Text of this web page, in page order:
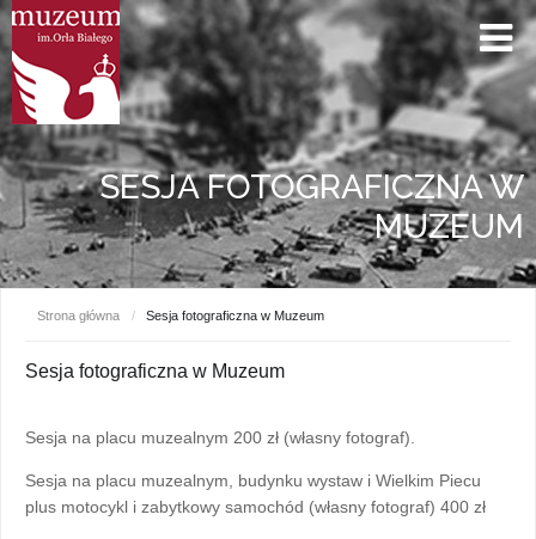
SESJA FOTOGRAFICZNA W
MUZEUM
Strona główna / Sesja fotograficzna w Muzeum
Sesja fotograficzna w Muzeum
Sesja na placu muzealnym 200 zł (własny fotograf).
Sesja na placu muzealnym, budynku wystaw i Wielkim Piecu
plus motocykl i zabytkowy samochód (własny fotograf) 400 zł